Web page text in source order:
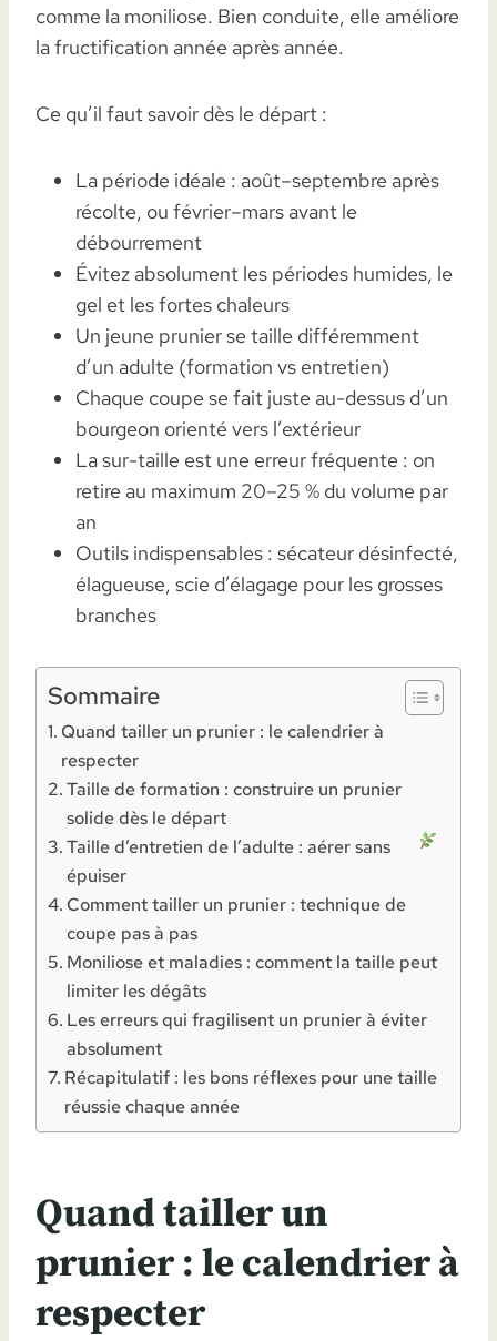
comme la moniliose. Bien conduite, elle améliore
la fructification année après année.
Ce qu’il faut savoir dès le départ :
La période idéale : août–septembre après
récolte, ou février–mars avant le
débourrement
Évitez absolument les périodes humides, le
gel et les fortes chaleurs
Un jeune prunier se taille différemment
d’un adulte (formation vs entretien)
Chaque coupe se fait juste au-dessus d’un
bourgeon orienté vers l’extérieur
La sur-taille est une erreur fréquente : on
retire au maximum 20–25 % du volume par
an
Outils indispensables : sécateur désinfecté,
élagueuse, scie d’élagage pour les grosses
branches
Sommaire
Quand tailler un prunier : le calendrier à
respecter
Taille de formation : construire un prunier
solide dès le départ
Taille d’entretien de l’adulte : aérer sans
épuiser
Comment tailler un prunier : technique de
coupe pas à pas
Moniliose et maladies : comment la taille peut
limiter les dégâts
Les erreurs qui fragilisent un prunier à éviter
absolument
Récapitulatif : les bons réflexes pour une taille
réussie chaque année
Quand tailler un
prunier : le calendrier à
respecter